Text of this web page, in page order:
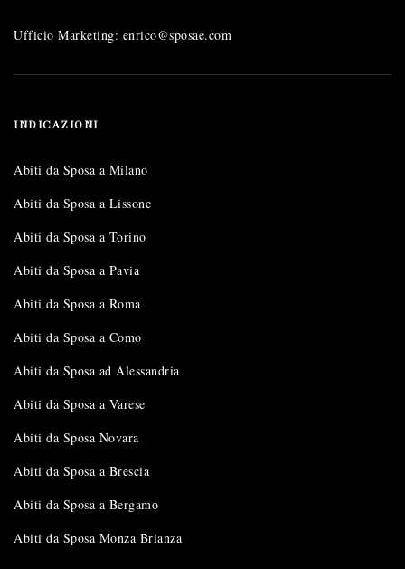
Ufficio Marketing: enrico@sposae.com
INDICAZIONI
Abiti da Sposa a Milano
Abiti da Sposa a Lissone
Abiti da Sposa a Torino
Abiti da Sposa a Pavia
Abiti da Sposa a Roma
Abiti da Sposa a Como
Abiti da Sposa ad Alessandria
Abiti da Sposa a Varese
Abiti da Sposa Novara
Abiti da Sposa a Brescia
Abiti da Sposa a Bergamo
Abiti da Sposa Monza Brianza